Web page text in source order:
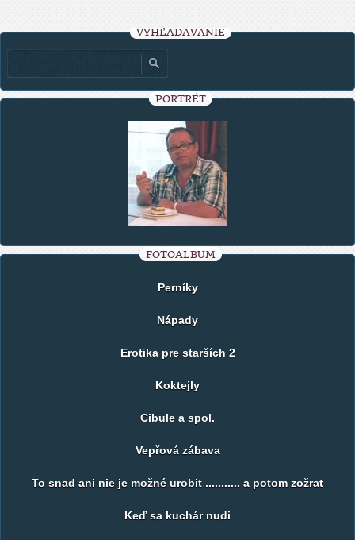
VYHĽADÁVANIE
PORTRÉT
FOTOALBUM
Perníky
Nápady
Erotika pre starších 2
Koktejly
Cibule a spol.
Vepřová zábava
To snad ani nie je možné urobit ........... a potom zožrat
Keď sa kuchár nudi